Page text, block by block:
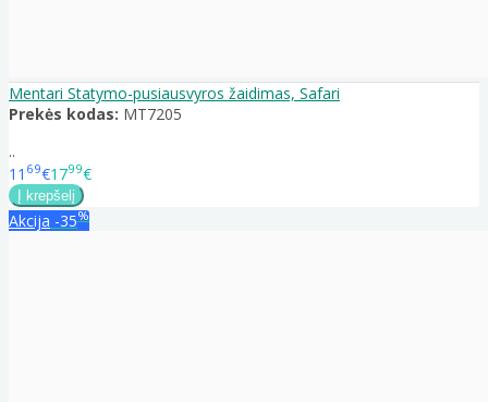
Mentari Statymo-pusiausvyros žaidimas, Safari
Prekės kodas: MT7205
..
11 69€1799€
Akcija -35%